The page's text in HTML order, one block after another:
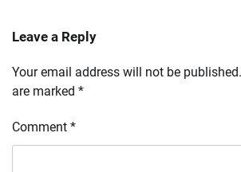
Leave a Reply
Your email address will not be published.
are marked *
Comment *